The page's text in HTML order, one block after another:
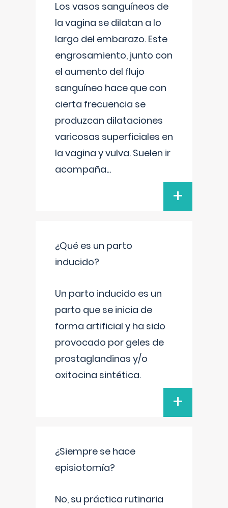
Los vasos sanguíneos de
la vagina se dilatan a lo
largo del embarazo. Este
engrosamiento, junto con
el aumento del flujo
sanguíneo hace que con
cierta frecuencia se
produzcan dilataciones
varicosas superficiales en
la vagina y vulva. Suelen ir
acompaña...
+
¿Qué es un parto
inducido?
Un parto inducido es un
parto que se inicia de
forma artificial y ha sido
provocado por geles de
prostaglandinas y/o
oxitocina sintética.
+
¿Siempre se hace
episiotomía?
No, su práctica rutinaria